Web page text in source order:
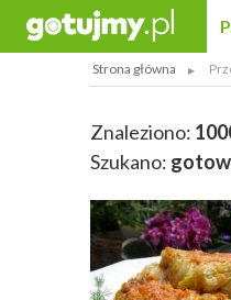
Strona główna
Znaleziono:
Szukano:
Dodaj